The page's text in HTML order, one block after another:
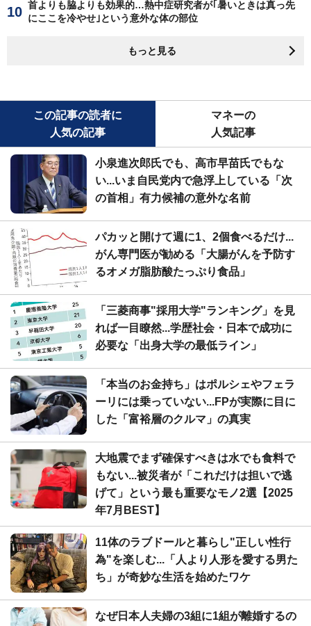
首よりも脇よりも効果的…熱中症研究者が｢暑いときは真っ先
にここを冷やせ｣という意外な体の部位
もっと見る
この記事の読者に
人気の記事
マネーの
人気記事
小泉進次郎氏でも、高市早苗氏でもな
い...いま自民党内で急浮上している「次
の首相」有力候補の意外な名前
パカッと開けて週に1、2個食べるだけ...
がん専門医が勧める「大腸がんを予防す
るオメガ脂肪酸たっぷり食品」
「三菱商事"採用大学"ランキング」を見
れば一目瞭然...学歴社会・日本で成功に
必要な「出身大学の最低ライン」
「本当のお金持ち」はポルシェやフェラ
ーリには乗っていない...FPが実際に目に
した「富裕層のクルマ」の真実
大地震でまず確保すべきは水でも食料で
もない...被災者が「これだけは担いで逃
げて」という最も重要なモノ2選【2025
年7月BEST】
11体のラブドールと暮らし"正しい性行
為"を楽しむ...「人より人形を愛する男た
ち」が奇妙な生活を始めたワケ
なぜ日本人夫婦の3組に1組が離婚するの